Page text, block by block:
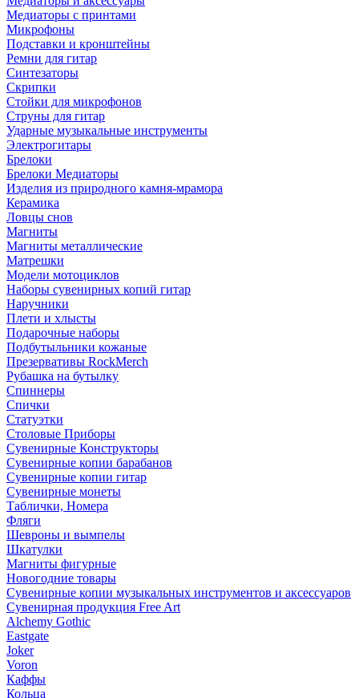
Медиаторы с принтами
Микрофоны
Подставки и кронштейны
Ремни для гитар
Синтезаторы
Скрипки
Стойки для микрофонов
Струны для гитар
Ударные музыкальные инструменты
Электрогитары
Брелоки
Брелоки Медиаторы
Изделия из природного камня-мрамора
Керамика
Ловцы снов
Магниты
Магниты металлические
Матрешки
Модели мотоциклов
Наборы сувенирных копий гитар
Наручники
Плети и хлысты
Подарочные наборы
Подбутыльники кожаные
Презервативы RockMerch
Рубашка на бутылку
Спиннеры
Спички
Статуэтки
Столовые Приборы
Сувенирные Конструкторы
Сувенирные копии барабанов
Сувенирные копии гитар
Сувенирные монеты
Таблички, Номера
Фляги
Шевроны и вымпелы
Шкатулки
Магниты фигурные
Новогодние товары
Сувенирные копии музыкальных инструментов и аксессуаров
Сувенирная продукция Free Art
Alchemy Gothic
Eastgate
Joker
Voron
Каффы
Кольца